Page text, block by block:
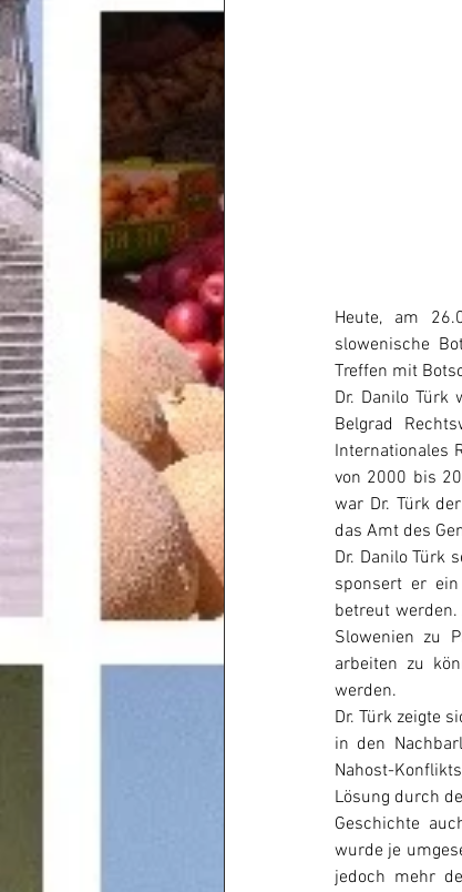
Heute, am
slowenische
Treffen mit
Dr. Danilo Türk
Belgrad
Internationales
von 2000 bis
war Dr. Türk
das Amt des
Dr. Danilo Türk
sponsert er
betreut
Slowenien zu
arbeiten zu
werden.
Dr. Türk zeigte
in den
Nahost-
Lösung durch
Geschichte
wurde je
jedoch mehr